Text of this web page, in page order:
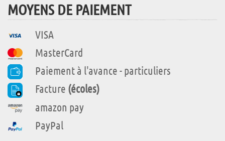
MOYENS DE PAIEMENT
VISA
MasterCard
Paiement à l'avance - particuliers
Facture (écoles)
amazon pay
PayPal